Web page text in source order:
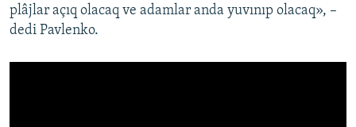
plâjlar açıq olacaq ve adamlar anda yuvınıp olacaq», –
dedi Pavlenko.